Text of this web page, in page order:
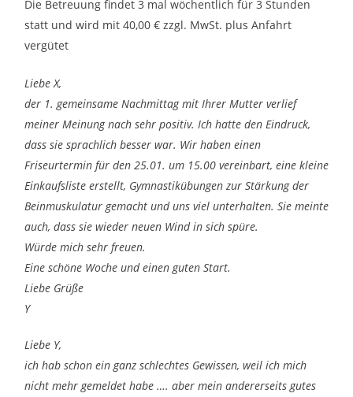
Die Betreuung findet 3 mal wöchentlich für 3 Stunden
statt und wird mit 40,00 € zzgl. MwSt. plus Anfahrt
vergütet
Liebe X,
der 1. gemeinsame Nachmittag mit Ihrer Mutter verlief
meiner Meinung nach sehr positiv. Ich hatte den Eindruck,
dass sie sprachlich besser war. Wir haben einen
Friseurtermin für den 25.01. um 15.00 vereinbart, eine kleine
Einkaufsliste erstellt, Gymnastikübungen zur Stärkung der
Beinmuskulatur gemacht und uns viel unterhalten. Sie meinte
auch, dass sie wieder neuen Wind in sich spüre.
Würde mich sehr freuen.
Eine schöne Woche und einen guten Start.
Liebe Grüße
Y
Liebe Y,
ich hab schon ein ganz schlechtes Gewissen, weil ich mich
nicht mehr gemeldet habe …. aber mein andererseits gutes